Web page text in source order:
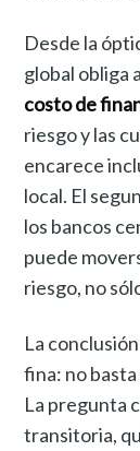
Desde la
global obliga
costo de
riesgo y las
encarece
local. El
los bancos
puede
riesgo, no
La
fina: no basta
La pregunta
transitoria,